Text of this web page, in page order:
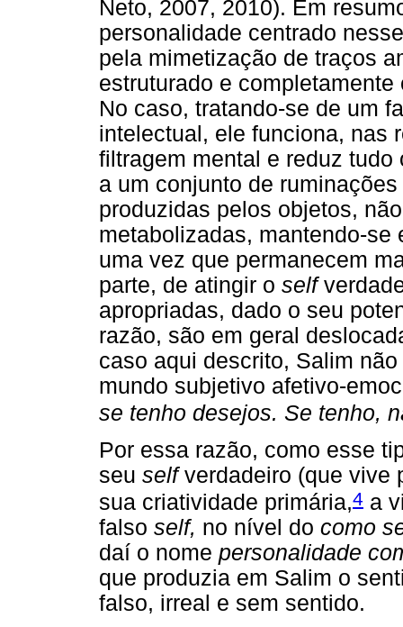
Neto, 2007, 2010). Em
personalidade centrado
pela mimetização de traços
estruturado e
No caso, tratando-se de um
intelectual, ele funciona, nas
filtragem mental e reduz
a um conjunto de
produzidas pelos objetos,
metabolizadas, mantendo-se
uma vez que permanecem
parte, de atingir o self
apropriadas, dado o seu
razão, são em geral
caso aqui descrito, Salim
mundo subjetivo afetivo-
se tenho desejos. Se tenho,
Por essa razão, como esse
seu selfverdadeiro (que vive
sua criatividade primária,4 a
falso self, no nível do como
daí o nome personalidade
que produzia em Salim o
falso, irreal e sem sentido.